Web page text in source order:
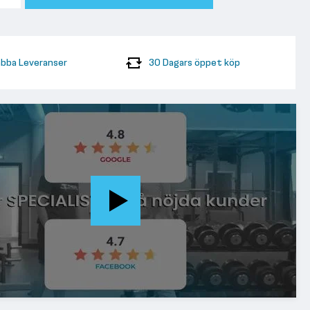
Leveranser 30 Dagars öppet köp